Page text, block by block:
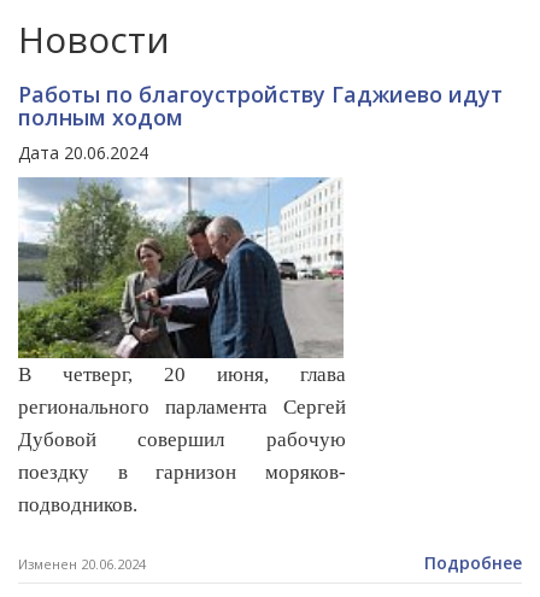
Новости
Работы по благоустройству Гаджиево идут
полным ходом
Дата 20.06.2024
В четверг, 20 июня, глава
регионального парламента Сергей
Дубовой совершил рабочую
поездку в гарнизон моряков-
подводников.
Изменен 20.06.2024 Подробнее